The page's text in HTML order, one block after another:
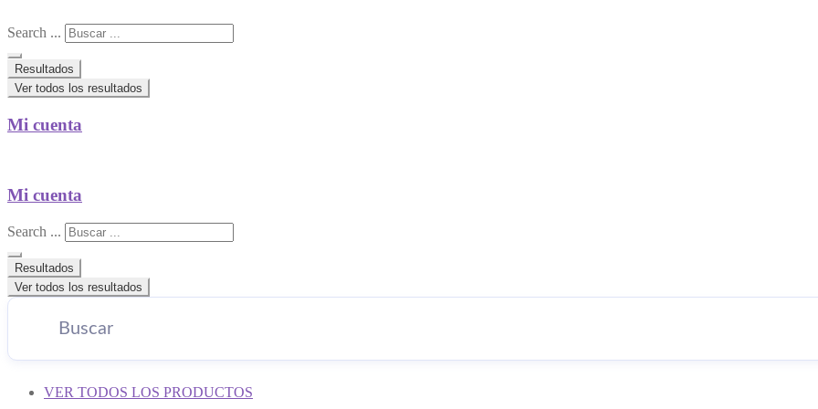
Search ...
Resultados
Ver todos los resultados
Mi cuenta
Mi cuenta
Search ...
Resultados
Ver todos los resultados
VER TODOS LOS PRODUCTOS